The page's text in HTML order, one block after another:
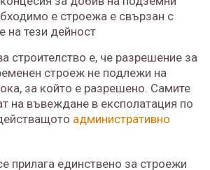
е строежа е свързан с
на тези дейност
строителство е, че разрешение за
строеж не подлежи на
за който е разрешено. Самите
на въвеждане в експолатация по
административно
прилага единствено за строежи